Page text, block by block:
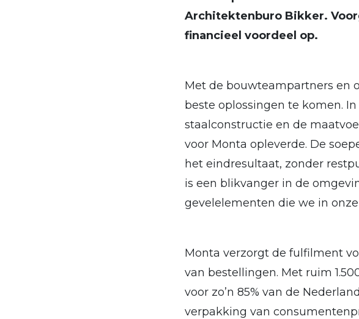
Architektenburo Bikker.
financieel voordeel op.
Met de bouwteampartners en
beste oplossingen te komen.
staalconstructie en de
voor Monta opleverde. De
het eindresultaat, zonder
is een blikvanger in de
gevelelementen die we in
Monta verzorgt de fulfilment
van bestellingen. Met ruim
voor zo’n 85% van de
verpakking van